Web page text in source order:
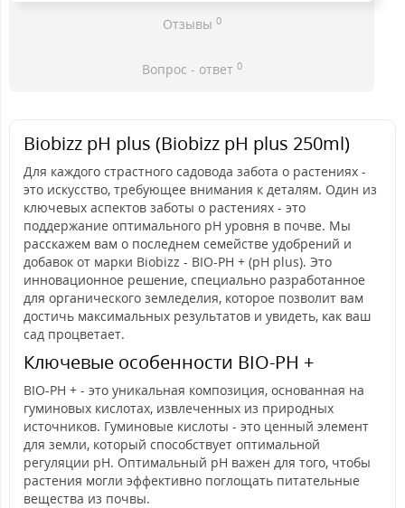
Отзывы 0
Вопрос - ответ 0
Biobizz pH plus (Biobizz pH plus 250ml)
Для каждого страстного садовода забота о растениях -
это искусство, требующее внимания к деталям. Один из
ключевых аспектов заботы о растениях - это
поддержание оптимального pH уровня в почве. Мы
расскажем вам о последнем семействе удобрений и
добавок от марки Biobizz - BIO-PH + (pH plus). Это
инновационное решение, специально разработанное
для органического земледелия, которое позволит вам
достичь максимальных результатов и увидеть, как ваш
сад процветает.
Ключевые особенности BIO-PH +
BIO-PH + - это уникальная композиция, основанная на
гуминовых кислотах, извлеченных из природных
источников. Гуминовые кислоты - это ценный элемент
для земли, который способствует оптимальной
регуляции pH. Оптимальный pH важен для того, чтобы
растения могли эффективно поглощать питательные
вещества из почвы.